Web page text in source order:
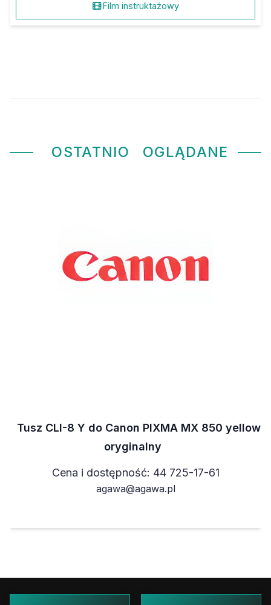
Film instruktażowy
OSTATNIO OGLĄDANE
Tusz CLI-8 Y do Canon PIXMA MX 850 yellow
oryginalny
Cena i dostępność: 44 725-17-61
agawa@agawa.pl